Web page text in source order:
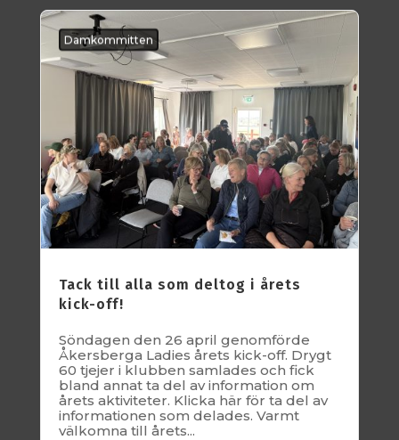
Damkommitten
Tack till alla som deltog i årets
kick-off!
Söndagen den 26 april genomförde
Åkersberga Ladies årets kick-off. Drygt
60 tjejer i klubben samlades och fick
bland annat ta del av information om
årets aktiviteter. Klicka här för ta del av
informationen som delades. Varmt
välkomna till årets...